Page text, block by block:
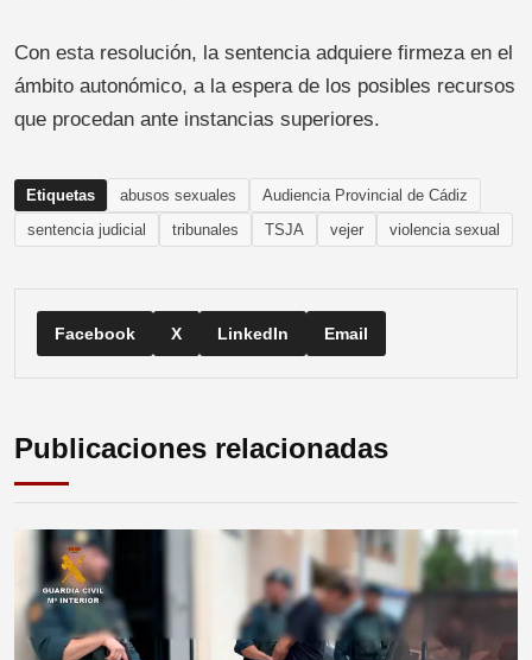
Con esta resolución, la sentencia adquiere firmeza en el
ámbito autonómico, a la espera de los posibles recursos
que procedan ante instancias superiores.
Etiquetas abusos sexuales
Audiencia Provincial de Cádiz
sentencia judicial
tribunales TSJA vejer violencia sexual
Facebook X LinkedIn Email
Publicaciones relacionadas